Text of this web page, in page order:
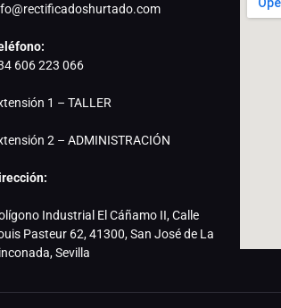
606 223 066
1 – TALLER
2 – ADMINISTRACIÓN
Industrial El Cáñamo II, Calle
Pasteur 62, 41300, San José de La
Sevilla